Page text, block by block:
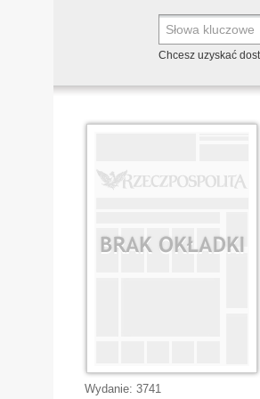
Chcesz uzyskać
Wydanie: 3741